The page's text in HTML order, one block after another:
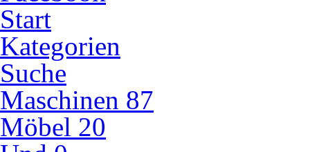
Start
Kategorien
Suche
Maschinen 87
Möbel 20